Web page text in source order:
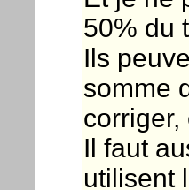
50% du
Ils
somme
corriger,
Il faut
utilisent